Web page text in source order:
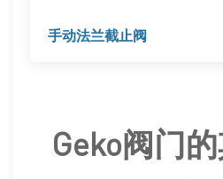
手动法兰截止阀
Geko阀门